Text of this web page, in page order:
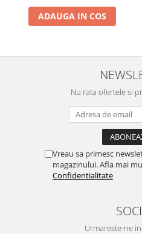
ADAUGA IN COS
Nu rata ofertele si
Vreau sa primesc
magazinului. Afla mai
Confidentialitate
Urmareste-ne